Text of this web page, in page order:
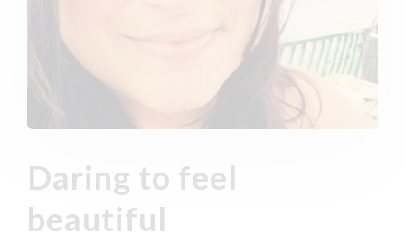
Daring to feel
beautiful